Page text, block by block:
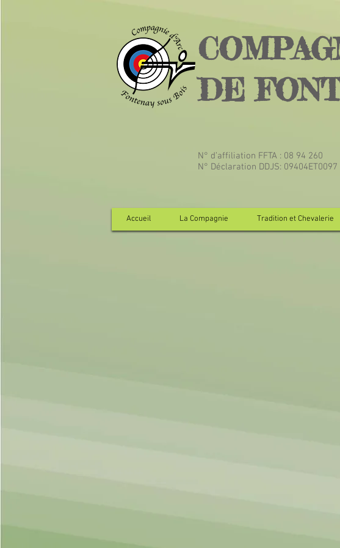
DE
N° d’affiliation FFTA : 08 94 260
N° Déclaration DDJS: 09404ET0097
Accueil La Compagnie Tradition et Chevalerie